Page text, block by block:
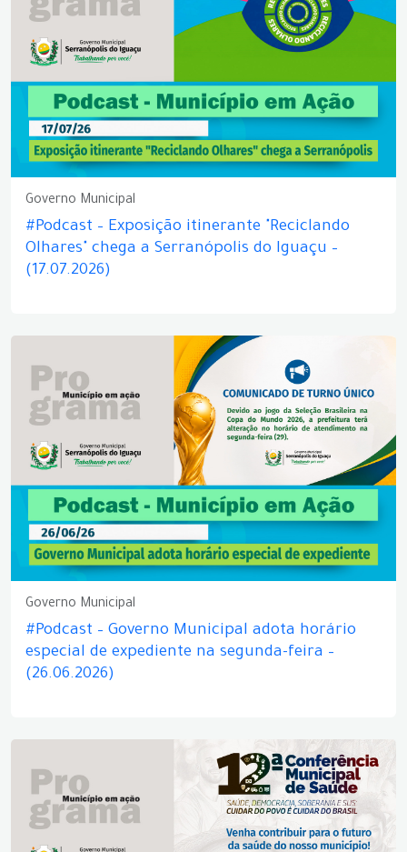
Governo Municipal
#Podcast – Exposição itinerante "Reciclando
Olhares" chega a Serranópolis do Iguaçu –
(17.07.2026)
Governo Municipal
#Podcast – Governo Municipal adota horário
especial de expediente na segunda-feira –
(26.06.2026)